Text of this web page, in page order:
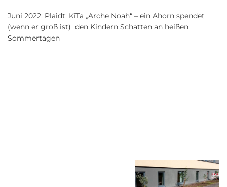
Juni 2022: Plaidt: KiTa „Arche Noah“ – ein Ahorn spendet
(wenn er groß ist) den Kindern Schatten an heißen
Sommertagen